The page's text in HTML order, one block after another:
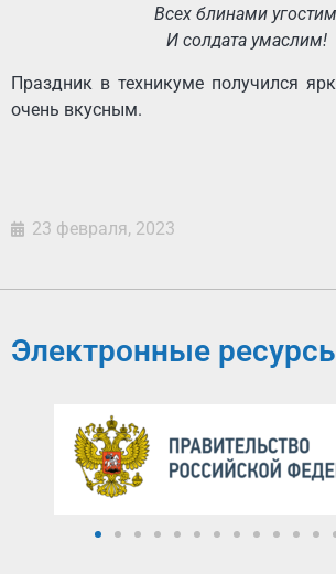
Всех блинами
И солдата умаслим!
Праздник в техникуме получился
очень вкусным.
23 февраля, 2023
Электронные